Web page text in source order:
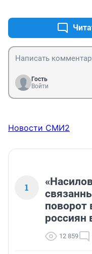
Гость
Войти
Новости СМИ2
1
поворот
россиян
12 859